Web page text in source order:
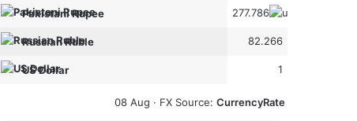
Pakistani Rupee 277.786
Russian Ruble 82.266
US Dollar 1
08 Aug · FX Source: CurrencyRate